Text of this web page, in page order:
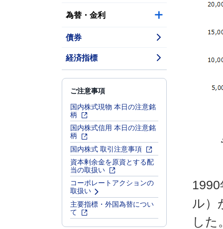
為替・金利
債券
経済指標
ご注意事項
国内株式現物 本日の注意銘
柄
国内株式信用 本日の注意銘
柄
国内株式 取引注意事項
資本剰余金を原資とする配
当の取扱い
コーポレートアクションの
取扱い
主要指標・外国為替につい
て
ル）
した